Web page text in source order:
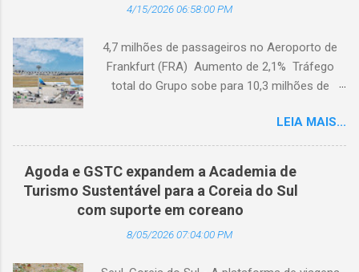
4/15/2026 06:58:00 PM
4,7 milhões de passageiros no Aeroporto de
Frankfurt (FRA) Aumento de 2,1% Tráfego
total do Grupo sobe para 10,3 milhões de
4,7 milhões de passageiros utilizaram o
Aeroporto de Frankfurt (FRA) em março de
2026. O tráfego no mês em análise registrou
um crescimento anual de 2,1%, apesar dos
impactos extraordinários resultantes de dois
dias de greve e da atual conjuntura geopolítica.
Cerca de 100 mil passageiros no FRA foram
LEIA MAIS...
Agoda e GSTC expandem a Academia de
Turismo Sustentável para a Coreia do Sul
com suporte em coreano
8/05/2026 07:04:00 PM